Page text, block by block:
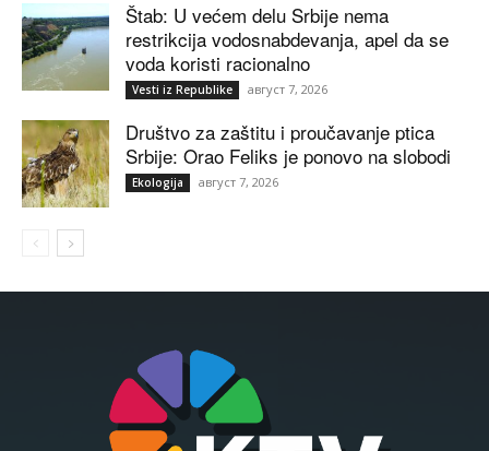
Štab: U većem delu Srbije nema
restrikcija vodosnabdevanja, apel da se
voda koristi racionalno
Vesti iz Republike август 7, 2026
Društvo za zaštitu i proučavanje ptica
Srbije: Orao Feliks je ponovo na slobodi
Ekologija август 7, 2026